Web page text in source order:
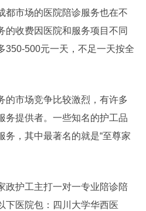
都市场的医院陪诊服务也在不
的收费因医院和服务项目不同
350-500元一天，不足一天按全
市场竞争比较激烈，有许多
务提供者。一些知名的护工品
务，其中最著名的就是“至尊家
护工主打一对一专业陪诊陪
下医院包：四川大学华西医